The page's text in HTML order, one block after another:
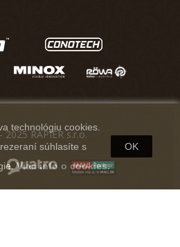
technológiu cookies.
súhlasíte s
Viac info o cookies.
OK
RAPIER s.r.o.